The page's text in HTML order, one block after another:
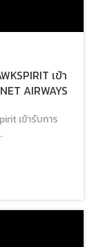
เข้า
AIRWAYS
เข้ารับการ